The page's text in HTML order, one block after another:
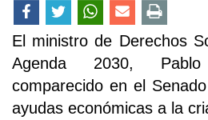
El ministro de Derechos
Agenda 2030,
comparecido en el
ayudas económicas a la